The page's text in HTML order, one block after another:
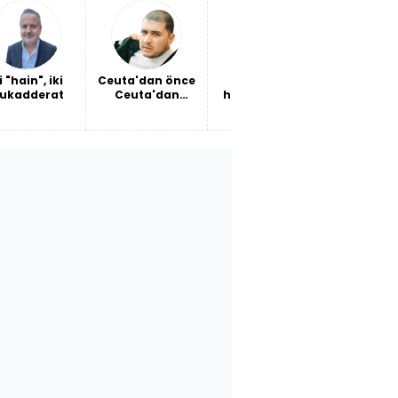
ettirdi!
"hain", iki
Ceuta'dan önce
Ceuta'dan
harika çocuğu